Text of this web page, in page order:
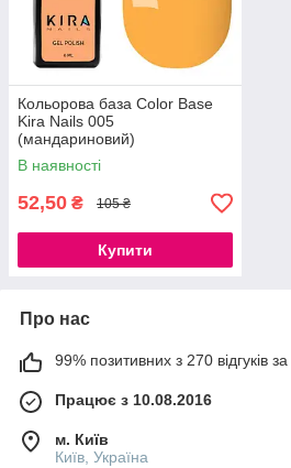
Кольорова база Color Base
Kira Nails 005
(мандариновий)
В наявності
52,50 ₴ 105 ₴
Купити
Про нас
99% позитивних з 270 відгуків за
Працює з 10.08.2016
м. Київ
Київ, Україна